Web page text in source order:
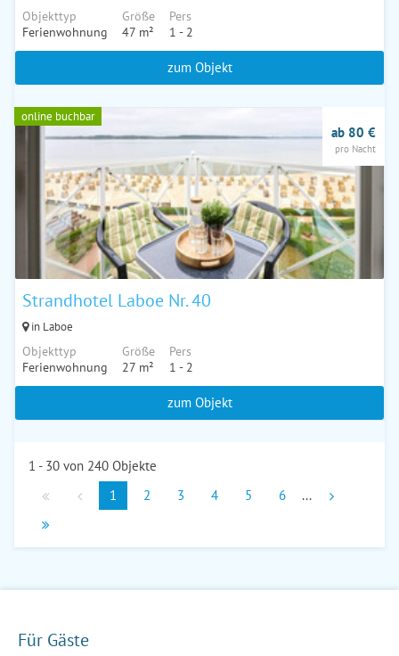
Objekttyp
Ferienwohnung
Größe
47 m²
Pers
1 - 2
zum Objekt
online buchbar
Strandhotel Laboe Nr. 40
in Laboe
Objekttyp
Ferienwohnung
Größe
27 m²
Pers
1 - 2
ab 80 €
pro Nacht
zum Objekt
1 - 30 von 240 Objekte
1
2 3 4 5 6 ...
Für Gäste